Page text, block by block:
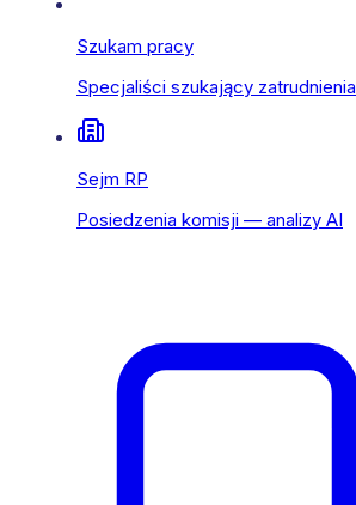
Szukam pracy
Specjaliści szukający zatrudnienia
Sejm RP
Posiedzenia komisji — analizy AI